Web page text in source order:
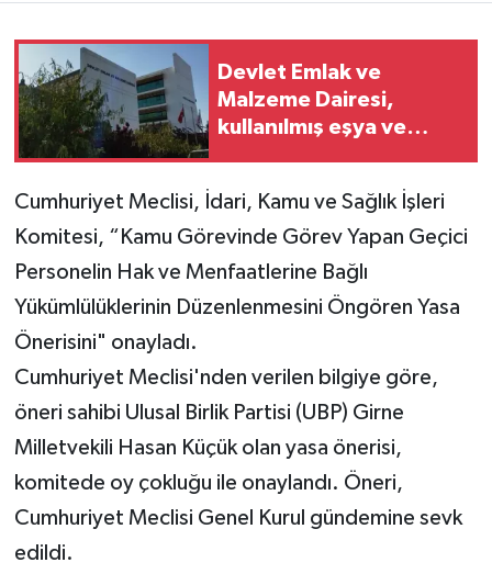
Devlet Emlak ve
Malzeme Dairesi,
kullanılmış eşya ve
Cumhuriyet Meclisi, İdari, Kamu ve Sağlık İşleri
Komitesi, “Kamu Görevinde Görev Yapan Geçici
Personelin Hak ve Menfaatlerine Bağlı
Yükümlülüklerinin Düzenlenmesini Öngören Yasa
Önerisini" onayladı.
Cumhuriyet Meclisi'nden verilen bilgiye göre,
öneri sahibi Ulusal Birlik Partisi (UBP) Girne
Milletvekili Hasan Küçük olan yasa önerisi,
komitede oy çokluğu ile onaylandı. Öneri,
Cumhuriyet Meclisi Genel Kurul gündemine sevk
edildi.